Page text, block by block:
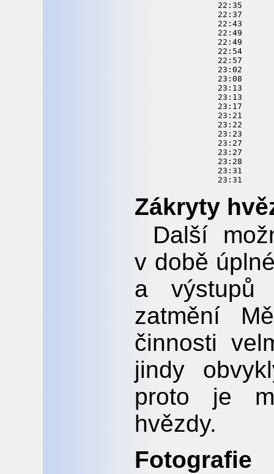
22:35
22:37
22:43
22:49
22:49
22:54
22:57
23:02
23:08
23:13
23:13
23:17
23:21
23:22
23:23
23:27
23:27
23:28
23:31
Zákryty
Další
v době
a výstupů
zatmění
činnosti
jindy
proto je
hvězdy.
Fotografie